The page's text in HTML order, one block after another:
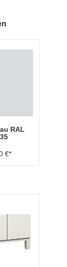
RAL
€*